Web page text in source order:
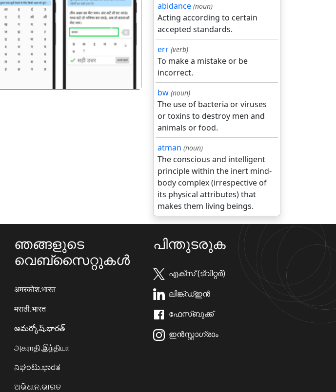
अगला
abidance (noun)
Acting according to certain
accepted standards.
err (verb)
To make a mistake or be
incorrect.
bw (noun)
The use of bacteria or viruses
or toxins to destroy men and
animals or food.
atman (noun)
The conscious and intelligent
principle within the inert mind-
body complex (irrespective of
its physical attributes) that
makes them living beings.
ഞങ്ങളുടെ
വെബ്സൈറ്റുകൾ
अमरकोश.भारत
मराठी.भारत
అమర్కోష్.భారత్
அகராதி.இந்தியா
ನಿಘಂಟು.ಭಾರತ
ଅଭିଧାନ.ଭାରତ
പിന്തുടരുക
എക്സ് (ട്വിറ്റർ)
ലിങ്ക്ഡ്ഇൻ
ഫേസ്ബുക്ക്
ഇൻസ്റ്റാഗ്രാം